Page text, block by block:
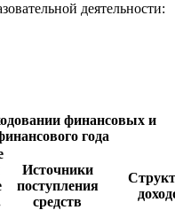
деятельности:
финансовых и
года
Источники
поступления
средств